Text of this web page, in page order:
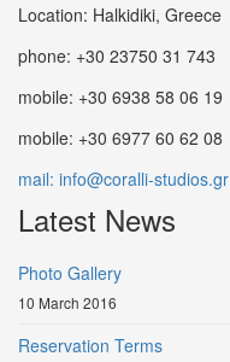
Location: Halkidiki, Greece
phone: +30 23750 31 743
mobile: +30 6938 58 06 19
mobile: +30 6977 60 62 08
mail: info@coralli-studios.gr
Latest News
Photo Gallery
10 March 2016
Reservation Terms